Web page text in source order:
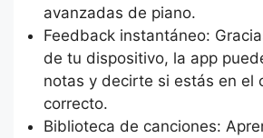
avanzadas de piano.
Feedback instantáneo:
de tu dispositivo, la app
notas y decirte si estás en el
correcto.
Biblioteca de canciones: